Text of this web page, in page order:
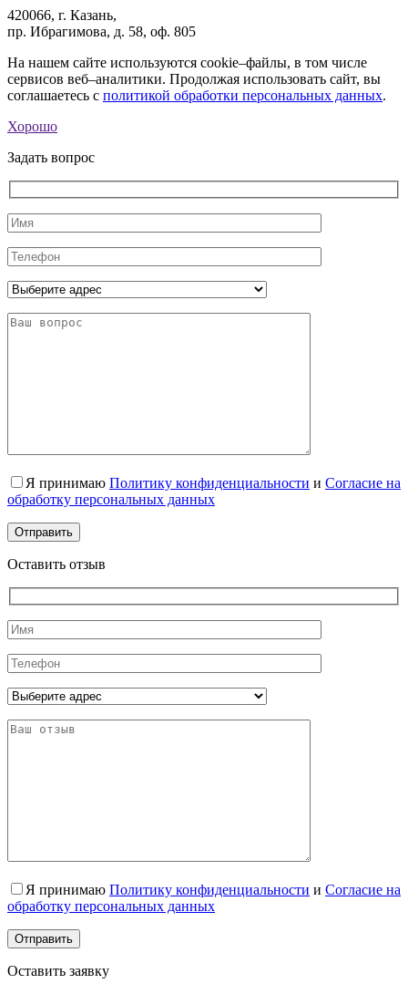
420066, г. Казань,
пр. Ибрагимова, д. 58, оф. 805
На нашем сайте используются cookie–файлы, в том числе
сервисов веб–аналитики. Продолжая использовать сайт, вы
соглашаетесь с политикой обработки персональных данных.
Хорошо
Задать вопрос
Я принимаю Политику конфиденциальности и Согласие на
обработку персональных данных
Оставить отзыв
Я принимаю Политику конфиденциальности и Согласие на
обработку персональных данных
Оставить заявку